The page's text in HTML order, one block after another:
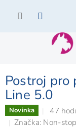
Postroj
Line 5.0
Novinka 47
Značka: Non-